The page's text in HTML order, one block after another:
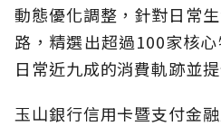
動態優化調整，針對日常
路，精選出超過100家核
日常近九成的消費軌跡並
玉山銀行信用卡暨支付金